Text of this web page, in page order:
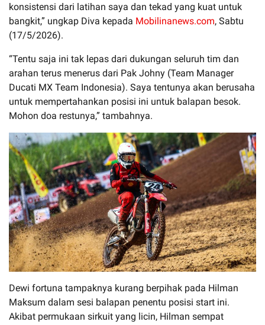
konsistensi dari latihan saya dan tekad yang kuat untuk
bangkit,” ungkap Diva kepada Mobilinanews.com, Sabtu
(17/5/2026).
“Tentu saja ini tak lepas dari dukungan seluruh tim dan
arahan terus menerus dari Pak Johny (Team Manager
Ducati MX Team Indonesia). Saya tentunya akan berusaha
untuk mempertahankan posisi ini untuk balapan besok.
Mohon doa restunya,” tambahnya.
Dewi fortuna tampaknya kurang berpihak pada Hilman
Maksum dalam sesi balapan penentu posisi start ini.
Akibat permukaan sirkuit yang licin, Hilman sempat